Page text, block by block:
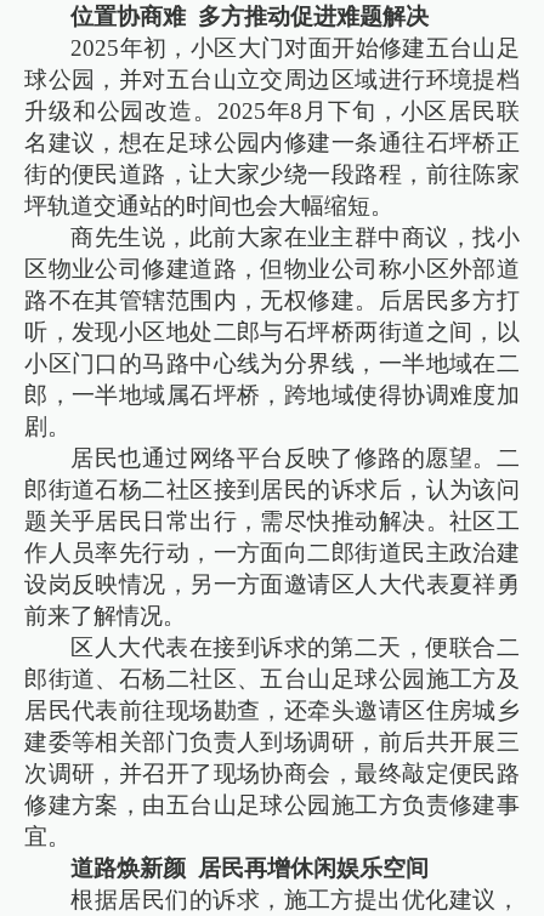
位置协商难 多方推动促进难题解决
2025年初，小区大门对面开始修建五台山足
球公园，并对五台山立交周边区域进行环境提档
升级和公园改造。2025年8月下旬，小区居民联
名建议，想在足球公园内修建一条通往石坪桥正
街的便民道路，让大家少绕一段路程，前往陈家
坪轨道交通站的时间也会大幅缩短。
商先生说，此前大家在业主群中商议，找小
区物业公司修建道路，但物业公司称小区外部道
路不在其管辖范围内，无权修建。后居民多方打
听，发现小区地处二郎与石坪桥两街道之间，以
小区门口的马路中心线为分界线，一半地域在二
郎，一半地域属石坪桥，跨地域使得协调难度加
剧。
居民也通过网络平台反映了修路的愿望。二
郎街道石杨二社区接到居民的诉求后，认为该问
题关乎居民日常出行，需尽快推动解决。社区工
作人员率先行动，一方面向二郎街道民主政治建
设岗反映情况，另一方面邀请区人大代表夏祥勇
前来了解情况。
区人大代表在接到诉求的第二天，便联合二
郎街道、石杨二社区、五台山足球公园施工方及
居民代表前往现场勘查，还牵头邀请区住房城乡
建委等相关部门负责人到场调研，前后共开展三
次调研，并召开了现场协商会，最终敲定便民路
修建方案，由五台山足球公园施工方负责修建事
宜。
道路焕新颜 居民再增休闲娱乐空间
根据居民们的诉求，施工方提出优化建议，